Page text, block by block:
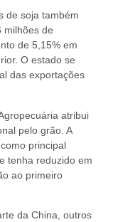
de soja também
milhões de
de 5,15% em
O estado se
das exportações
atribui
pelo grão. A
principal
tenha reduzido em
ao primeiro
da China, outros